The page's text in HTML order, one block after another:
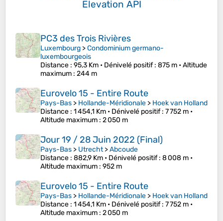
Elevation API
PC3 des Trois Rivières
Luxembourg >Condominium germano-
luxembourgeois
Distance : 95,3 Km • Dénivelé positif: 875 m •Altitude
maximum : 244 m
Eurovelo 15 - Entire Route
Pays-Bas > Hollande-Méridionale > Hoek van Holland
Distance : 1 454,1 Km • Dénivelé positif: 7 752 m •
Altitude maximum : 2 050 m
Jour 19 / 28 Juin 2022 (Final)
Pays-Bas > Utrecht>Abcoude
Distance : 882,9 Km • Dénivelé positif: 8 008 m •
Altitude maximum : 952 m
Eurovelo 15 - Entire Route
Pays-Bas > Hollande-Méridionale > Hoek van Holland
Distance : 1 454,1 Km • Dénivelé positif: 7 752 m •
Altitude maximum : 2 050 m